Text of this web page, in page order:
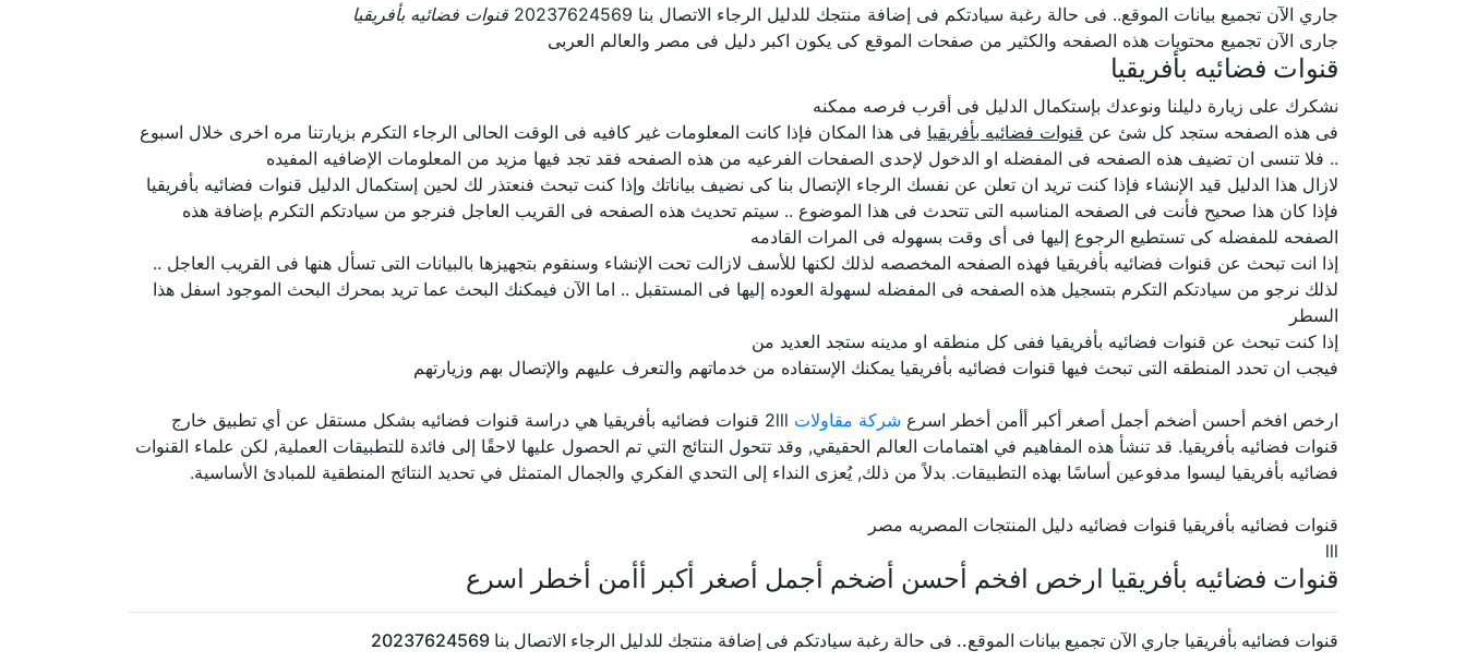
جاري الآن تجميع بيانات الموقع.. فى حالة رغبة سيادتكم فى إضافة منتجك للدليل الرجاء الاتصال بنا 20237624569
قنوات فضائيه بأفريقيا
جارى الآن تجميع محتويات هذه الصفحه والكثير من صفحات الموقع كى يكون اكبر دليل فى مصر والعالم العربى
قنوات فضائيه بأفريقيا
نشكرك على زيارة دليلنا ونوعدك بإستكمال الدليل فى أقرب فرصه ممكنه
فى هذه الصفحه ستجد كل شئ عن قنوات فضائيه بأفريقيا فى هذا المكان فإذا كانت المعلومات غير كافيه فى الوقت الحالى الرجاء التكرم بزيارتنا مره اخرى خلال اسبوع
.. فلا تنسى ان تضيف هذه الصفحه فى المفضله او الدخول لإحدى الصفحات الفرعيه من هذه الصفحه فقد تجد فيها مزيد من المعلومات الإضافيه المفيده
لازال هذا الدليل قيد الإنشاء فإذا كنت تريد ان تعلن عن نفسك الرجاء الإتصال بنا كى نضيف بياناتك وإذا كنت تبحث فنعتذر لك لحين إستكمال الدليل قنوات فضائيه بأفريقيا
فإذا كان هذا صحيح فأنت فى الصفحه المناسبه التى تتحدث فى هذا الموضوع .. سيتم تحديث هذه الصفحه فى القريب العاجل فنرجو من سيادتكم التكرم بإضافة هذه
الصفحه للمفضله كى تستطيع الرجوع إليها فى أى وقت بسهوله فى المرات القادمه
إذا انت تبحث عن قنوات فضائيه بأفريقيا فهذه الصفحه المخصصه لذلك لكنها للأسف لازالت تحت الإنشاء وسنقوم بتجهيزها بالبيانات التى تسأل هنها فى القريب العاجل ..
لذلك نرجو من سيادتكم التكرم بتسجيل هذه الصفحه فى المفضله لسهولة العوده إليها فى المستقبل .. اما الآن فيمكنك البحث عما تريد بمحرك البحث الموجود اسفل هذا
السطر
إذا كنت تبحث عن قنوات فضائيه بأفريقيا ففى كل منطقه او مدينه ستجد العديد من
فيجب ان تحدد المنطقه التى تبحث فيها قنوات فضائيه بأفريقيا يمكنك الإستفاده من خدماتهم والتعرف عليهم والإتصال بهم وزيارتهم
ارخص افخم أحسن أضخم أجمل أصغر أكبر أأمن أخطر اسرع شركة مقاولات
2lll قنوات فضائيه بأفريقيا هي دراسة قنوات فضائيه بشكل مستقل عن أي تطبيق خارج
قنوات فضائيه بأفريقيا. قد تنشأ هذه المفاهيم في اهتمامات العالم الحقيقي, وقد تتحول النتائج التي تم الحصول عليها لاحقًا إلى فائدة للتطبيقات العملية, لكن علماء القنوات
فضائيه بأفريقيا ليسوا مدفوعين أساسًا بهذه التطبيقات. بدلاً من ذلك, يُعزى النداء إلى التحدي الفكري والجمال المتمثل في تحديد النتائج المنطقية للمبادئ الأساسية.
قنوات فضائيه بأفريقيا قنوات فضائيه دليل المنتجات المصريه مصر
lll
قنوات فضائيه بأفريقيا ارخص افخم أحسن أضخم أجمل أصغر أكبر أأمن أخطر اسرع
قنوات فضائيه بأفريقيا جاري الآن تجميع بيانات الموقع.. فى حالة رغبة سيادتكم فى إضافة منتجك للدليل الرجاء الاتصال بنا 20237624569